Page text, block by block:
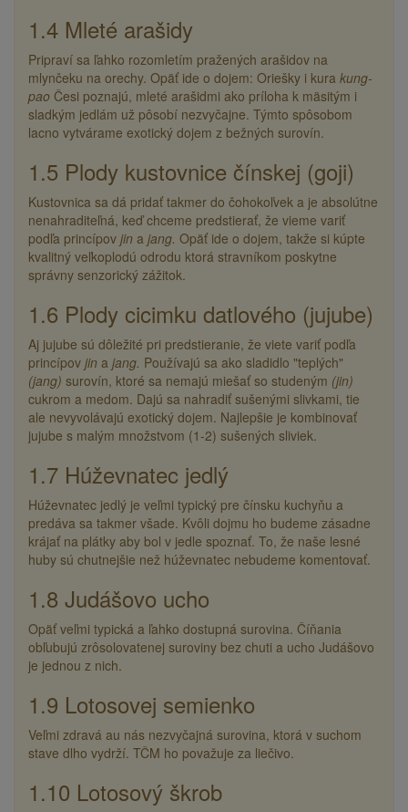
1.4 Mleté arašidy
Pripraví sa ľahko rozomletím pražených arašidov na
mlynčeku na orechy. Opäť ide o dojem: Oriešky i kura kung-
pao Česi poznajú, mleté arašidmi ako príloha k mäsitým i
sladkým jedlám už pôsobí nezvyčajne. Týmto spôsobom
lacno vytvárame exotický dojem z bežných surovín.
1.5 Plody kustovnice čínskej (goji)
Kustovnica sa dá pridať takmer do čohokoľvek a je absolútne
nenahraditeľná, keď chceme predstierať, že vieme variť
podľa princípov jin a jang. Opäť ide o dojem, takže si kúpte
kvalitný veľkoplodú odrodu ktorá stravníkom poskytne
správny senzorický zážitok.
1.6 Plody cicimku datlového (jujube)
Aj jujube sú dôležité pri predstieranie, že viete variť podľa
princípov jin a jang. Používajú sa ako sladidlo "teplých"
(jang) surovín, ktoré sa nemajú miešať so studeným (jin)
cukrom a medom. Dajú sa nahradiť sušenými slivkami, tie
ale nevyvolávajú exotický dojem. Najlepšie je kombinovať
jujube s malým množstvom (1-2) sušených sliviek.
1.7 Húževnatec jedlý
Húževnatec jedlý je veľmi typický pre čínsku kuchyňu a
predáva sa takmer všade. Kvôli dojmu ho budeme zásadne
krájať na plátky aby bol v jedle spoznať. To, že naše lesné
huby sú chutnejšie než húževnatec nebudeme komentovať.
1.8 Judášovo ucho
Opäť veľmi typická a ľahko dostupná surovina. Číňania
obľubujú zrôsolovatenej suroviny bez chuti a ucho Judášovo
je jednou z nich.
1.9 Lotosovej semienko
Veľmi zdravá au nás nezvyčajná surovina, ktorá v suchom
stave dlho vydrží. TČM ho považuje za liečivo.
1.10 Lotosový škrob